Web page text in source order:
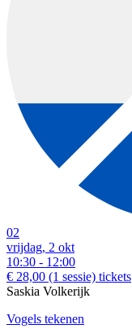
02
vrijdag, 2 okt
10:30 - 12:00
€ 28,00 (1 sessie) tickets
Saskia Volkerijk
Vogels tekenen